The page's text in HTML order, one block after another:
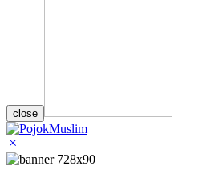
close